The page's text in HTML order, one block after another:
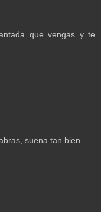
que vengas y te
suena tan bien...